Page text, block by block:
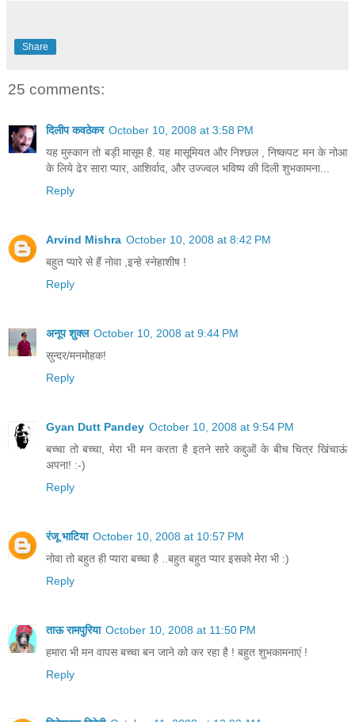
Share
25 comments:
दिलीप कवठेकर October 10, 2008 at 3:58 PM
यह मुस्कान तो बड़ी मासूम है. यह मासूमियत और निश्छल , निष्कपट मन के नोआ
के लिये ढेर सारा प्यार, आशिर्वाद, और उज्ज्वल भविष्य की दिली शुभकामना...
Reply
Arvind Mishra October 10, 2008 at 8:42 PM
बहुत प्यारे से हैं नोवा ,इन्हे स्नेहाशीष !
Reply
अनूप शुक्ल October 10, 2008 at 9:44 PM
सुन्दर/मनमोहक!
Reply
Gyan Dutt Pandey October 10, 2008 at 9:54 PM
बच्चा तो बच्चा, मेरा भी मन करता है इतने सारे कद्दुओं के बीच चित्र खिंचाऊं
अपना! :-)
Reply
रंजू भाटिया October 10, 2008 at 10:57 PM
नोवा तो बहुत ही प्यारा बच्चा है ..बहुत बहुत प्यार इसको मेरा भी :)
Reply
ताऊ रामपुरिया October 10, 2008 at 11:50 PM
हमारा भी मन वापस बच्चा बन जाने को कर रहा है ! बहुत शुभकामनाएं !
Reply